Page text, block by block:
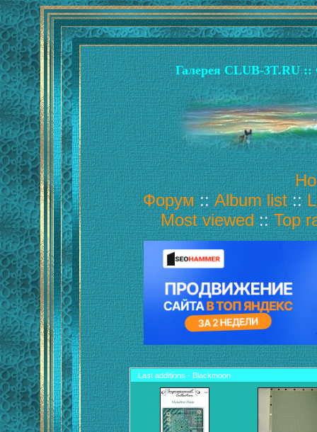
Галерея CLUB-3T.RU ::
Форум ::Album list::
Most viewed::Top
Last additions - Blackmoon